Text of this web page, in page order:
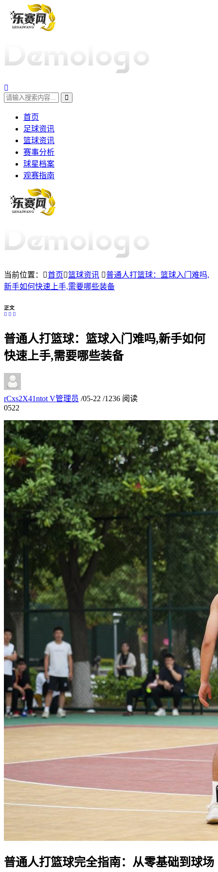
首页
足球资讯
篮球资讯
赛事分析
球星档案
观赛指南
当前位置： 首页 篮球资讯
普通人打篮球：篮球入门难吗,
新手如何快速上手,需要哪些装备
正文
普通人打篮球：篮球入门难吗,新手如何
快速上手,需要哪些装备
rCxs2X41ntot V管理员 /05-22 /1236 阅读
0522
普通人打篮球完全指南：从零基础到球场